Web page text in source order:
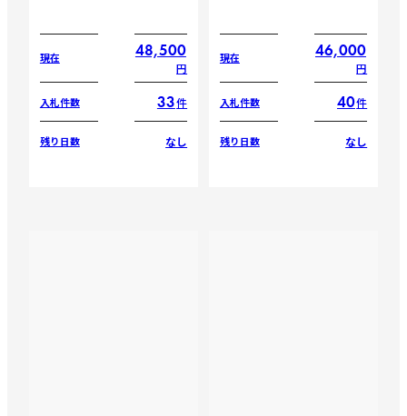
現在 48,500
円
入札件数 33件
残り日数 なし
現在 46,000
円
入札件数 40件
残り日数 なし